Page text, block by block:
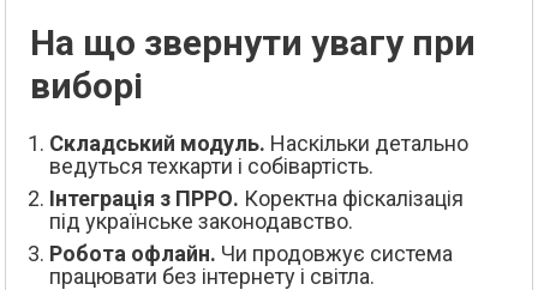
На що звернути увагу при
виборі
Складський модуль. Наскільки детально
ведуться техкарти і собівартість.
Інтеграція з ПРРО. Коректна фіскалізація
під українське законодавство.
Робота офлайн. Чи продовжує система
працювати без інтернету і світла.